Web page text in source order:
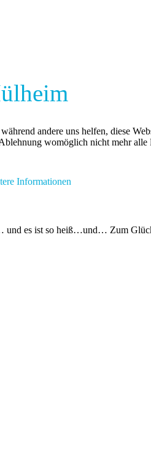
es ist so heiß…und… Zum
andere uns helfen, diese
womöglich nicht mehr
Informationen